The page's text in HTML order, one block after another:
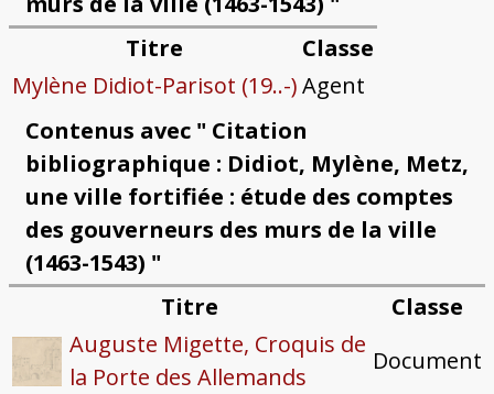
Titre
Classe
Mylène Didiot-Parisot (19..-)Agent
Contenus avec " Citation
bibliographique : Didiot, Mylène, Metz,
une ville fortifiée : étude des comptes
des gouverneurs des murs de la ville
(1463-1543) "
Titre
Classe
Auguste Migette, Croquis de
la Porte des Allemands
Document